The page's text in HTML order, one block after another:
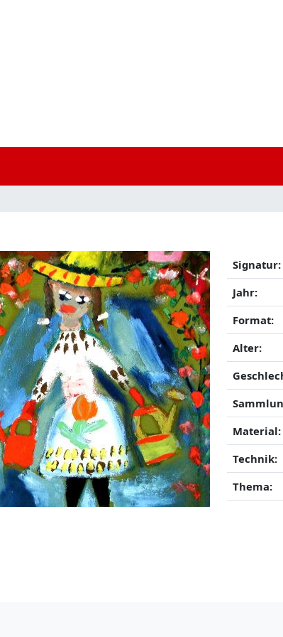
Signatur:
Jahr:
Format:
Alter:
Material:
Technik:
Thema: